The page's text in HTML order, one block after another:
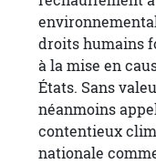
droits humains
à la mise en
États. Sans
néanmoins
contentieux
nationale